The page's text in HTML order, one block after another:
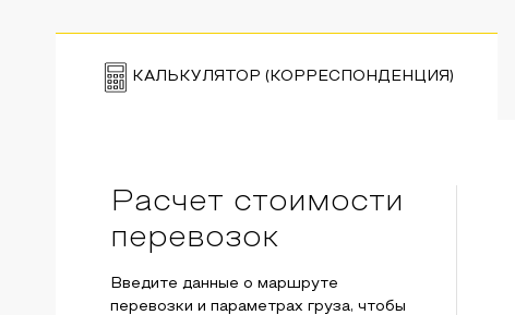
КАЛЬКУЛЯТОР (КОРРЕСПОНДЕНЦИЯ)
Расчет стоимости
перевозок
Введите данные о маршруте
перевозки и параметрах груза, чтобы